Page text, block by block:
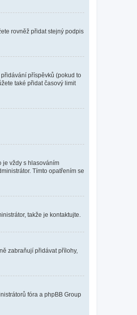
rovněž přidat stejný podpis
příspěvků (pokud to
také přidat časový limit
je vždy s hlasováním
Tímto opatřením se
takže je kontaktujte.
zabraňují přidávat přílohy,
fóra a phpBB Group